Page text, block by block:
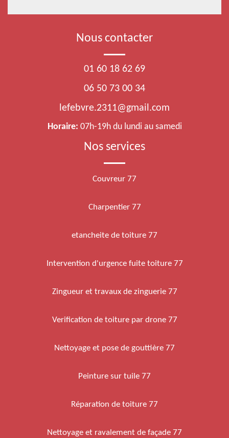
Nous contacter
01 60 18 62 69
06 50 73 00 34
lefebvre.2311@gmail.com
Horaire: 07h-19h du lundi au samedi
Nos services
Couvreur 77
Charpentier 77
etancheite de toiture 77
Intervention d'urgence fuite toiture 77
Zingueur et travaux de zinguerie 77
Verification de toiture par drone 77
Nettoyage et pose de gouttière 77
Peinture sur tuile 77
Réparation de toiture 77
Nettoyage et ravalement de façade 77